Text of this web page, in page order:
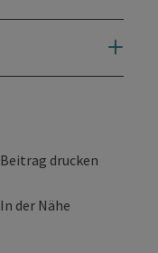
Beitrag drucken
In der Nähe